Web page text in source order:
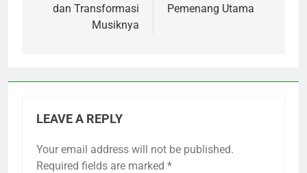
dan Transformasi
Musiknya
Pemenang Utama
LEAVE A REPLY
Your email address will not be published.
Required fields are marked *